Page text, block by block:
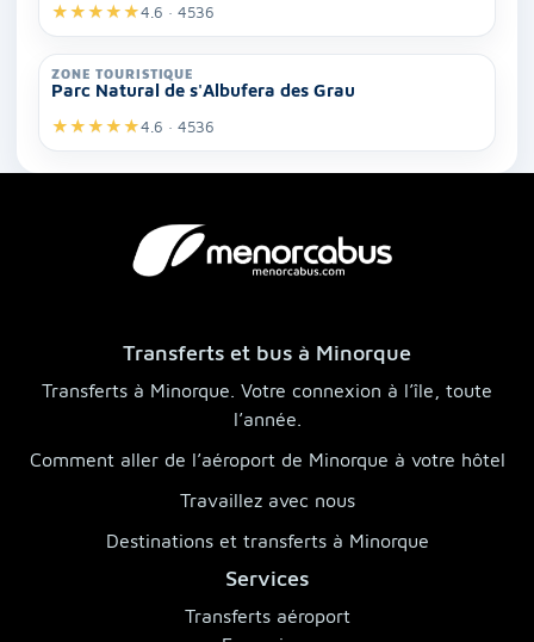
★★★★★4.6 · 4536
ZONE TOURISTIQUE
Parc Natural de s'Albufera des Grau
★★★★★4.6 · 4536
Transferts et bus à Minorque
Transferts à Minorque. Votre connexion à l’île, toute
l’année.
Comment aller de l’aéroport de Minorque à votre hôtel
Travaillez avec nous
Destinations et transferts à Minorque
Services
Transferts aéroport